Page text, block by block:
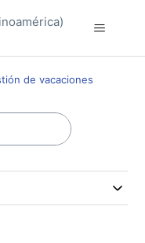
de vacaciones